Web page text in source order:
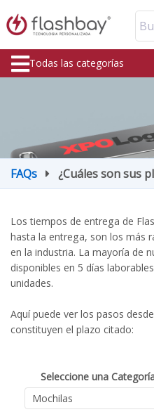
Todas las categorías
FAQs ¿Cuáles son sus
Los tiempos de entrega de
hasta la entrega, son los más
en la industria. La mayoría de
disponibles en 5 días
unidades.
Aquí puede ver los pasos
constituyen el plazo citado:
Seleccione una